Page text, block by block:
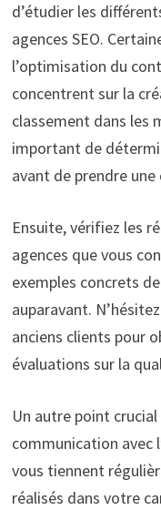
d’étudier les
agences SEO.
l’optimisation du
concentrent sur la
classement dans les
important de
avant de prendre une
Ensuite, vérifiez les
agences que vous
exemples concrets
auparavant.
anciens clients pour
évaluations sur la
Un autre point
communication avec
vous tiennent
réalisés dans votre